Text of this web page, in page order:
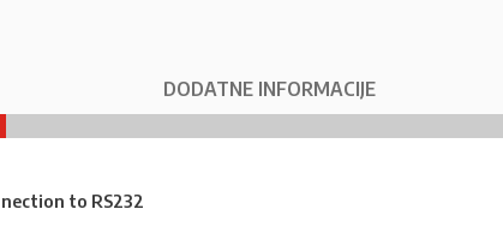
DODATNE INFORMACIJE
to RS232